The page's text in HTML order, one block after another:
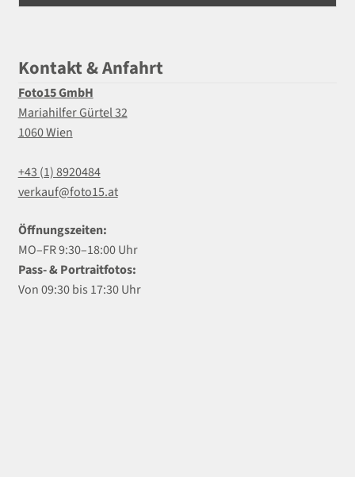
Kontakt & Anfahrt
Foto15 GmbH
Mariahilfer Gürtel 32
1060 Wien
+43 (1) 8920484
verkauf@foto15.at
Öffnungszeiten:
MO–FR 9:30–18:00 Uhr
Pass- & Portraitfotos:
Von 09:30 bis 17:30 Uhr